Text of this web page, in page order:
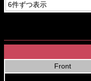
Front